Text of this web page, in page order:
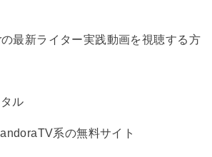
最新ライター実践動画を視聴する方
ル
系の無料サイト